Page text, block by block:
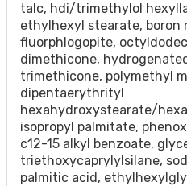
talc, hdi/trimethylol
ethylhexyl stearate,
fluorphlogopite,
dimethicone,
trimethicone, polymethyl
dipentaerythrityl
hexahydroxystearate/
isopropyl palmitate,
c12-15 alkyl benzoate,
triethoxycaprylylsilane,
palmitic acid,